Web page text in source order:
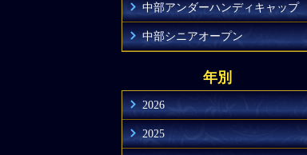
中部アンダーハンディキャップ
中部シニアオープン
年別
2026
2025